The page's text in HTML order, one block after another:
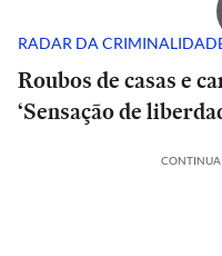
RADAR DA
Roubos de casas e
‘Sensação de
CONTINUA